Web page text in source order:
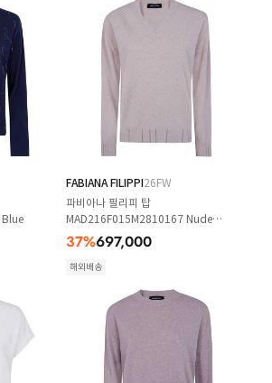
FABIANA FILIPPI26FW
파비아나 필리피 탑
MAD216F015M2810167 Nude
Neutrals
37%697,000
해외배송